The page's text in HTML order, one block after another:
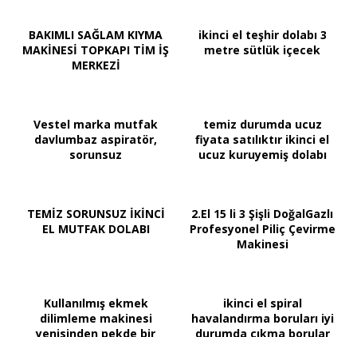
BAKIMLI SAĞLAM KIYMA
MAKİNESİ TOPKAPI TİM İŞ
MERKEZİ
ikinci el teşhir dolabı 3
metre sütlük içecek
Vestel marka mutfak
davlumbaz aspiratör,
sorunsuz
temiz durumda ucuz
fiyata satılıktır ikinci el
ucuz kuruyemiş dolabı
TEMİZ SORUNSUZ İKİNCİ
EL MUTFAK DOLABI
2.El 15 li 3 Şişli DoğalGazlı
Profesyonel Piliç Çevirme
Makinesi
Kullanılmış ekmek
dilimleme makinesi
yenisinden pekde bir
ikinci el spiral
havalandırma boruları iyi
durumda çıkma borular